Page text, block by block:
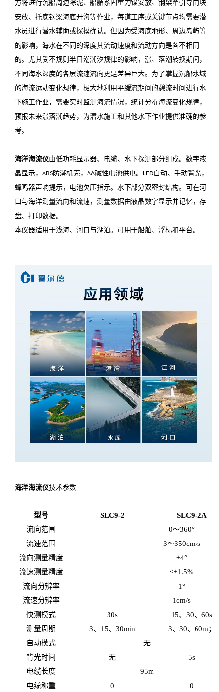
方将进行沉船周边除泥、船艏系固重力锚安放、钢梁牵引导向块
安放、托底钢梁海底开沟等作业，每道工序或关键节点均需要潜
水员进行潜水辅助或探摸确认。但因为受海底地形、周边岛屿等
的影响，海水在不同的深度其流动速度和流动方向是各不相同
的。尤其受不规则半日潮潮汐规律的影响，涨、落潮转换期间，
不同海水深度的各层流速流向更是差异巨大。为了掌握沉船水域
的海流运动变化规律，极大地利用平缓流期间的憩流时间进行水
下施工作业，需要实时监测海流情况，统计分析海流变化规律，
预报未来涨落潮趋势，为潜水施工和其他水下作业提供准确的参
考。
海洋海流仪由低功耗显示器、电缆、水下探测部分组成。数字液
晶显示， ABS防潮机壳， AA碱性电池供电。 LED自动、手动背光，
蜂鸣器声响提示，电池欠压指示。水下部分双密封结构。可在河
口与海洋测量流向和流速，测量数据由液晶数字显示并记忆，存
盘、打印数据。
本仪器适用于浅海、河口与湖泊。可用于船舶、浮标和平台。
海洋海流仪技术参数
型号 SLC9-2
SLC9-2A
流向范围
0～360°
流速范围
3～350cm/s
流向测量精度
±4°
流速测量精度
≤±1.5%
流向分辨率
1°
流速分辨率
1cm/s
快测模式
30s
15、30、60s
测量周期
3、15、30min
3、30、60m；
自动模式
无
背光时间
无
5s
电缆长度
95m
电缆称重
0
0